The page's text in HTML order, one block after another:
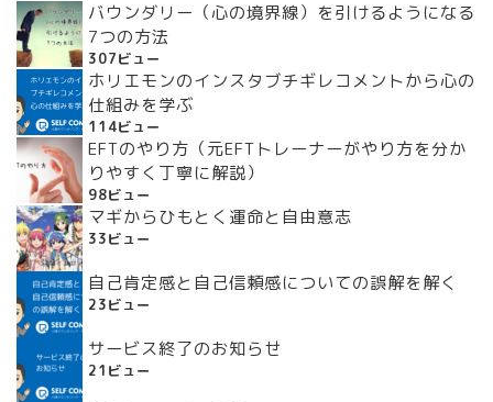
バウンダリー（心の境界線）を引けるようになる
7つの方法
307ビュー
ホリエモンのインスタブチギレコメントから心の
仕組みを学ぶ
114ビュー
EFTのやり方（元EFTトレーナーがやり方を分か
りやすく丁寧に解説）
98ビュー
マギからひもとく運命と自由意志
33ビュー
自己肯定感と自己信頼感についての誤解を解く
23ビュー
サービス終了のお知らせ
21ビュー